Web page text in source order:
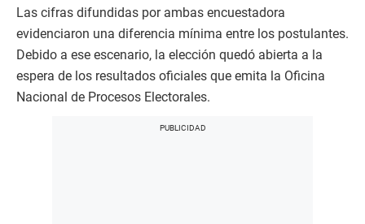
Las cifras difundidas por ambas encuestadora
evidenciaron una diferencia mínima entre los postulantes.
Debido a ese escenario, la elección quedó abierta a la
espera de los resultados oficiales que emita la Oficina
Nacional de Procesos Electorales.